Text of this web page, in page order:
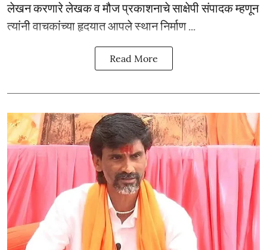
लेखन करणारे लेखक व मौज प्रकाशनाचे साक्षेपी संपादक म्हणून
त्यांनी वाचकांच्या हृदयात आपले स्थान निर्माण ...
Read More